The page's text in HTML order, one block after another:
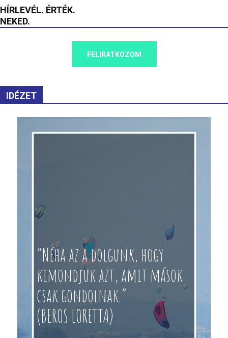
HÍRLEVÉL. ÉRTÉK.
NEKED.
FELIRATKOZOM
IDÉZET
“Néha az a dolgunk, hogy
kimondjuk azt, amit mások
csak gondolnak.”
(BEROS LORETTA)